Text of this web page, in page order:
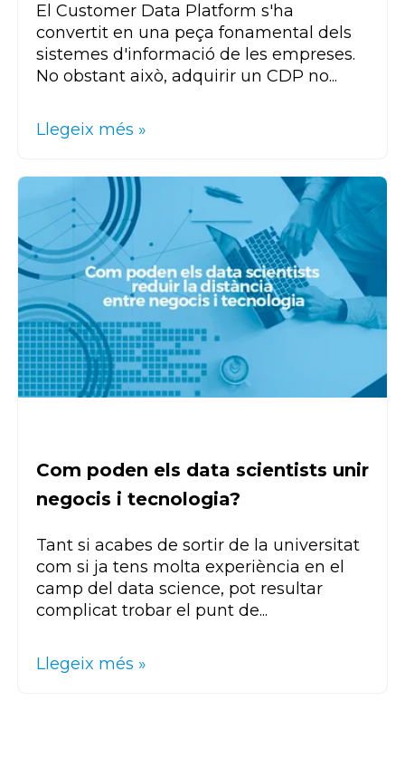
El Customer Data Platform s'ha
convertit en una peça fonamental dels
sistemes d'informació de les empreses.
No obstant això, adquirir un CDP no...
Llegeix més »
Com poden els data scientists unir
negocis i tecnologia?
Tant si acabes de sortir de la universitat
com si ja tens molta experiència en el
camp del data science, pot resultar
complicat trobar el punt de...
Llegeix més »